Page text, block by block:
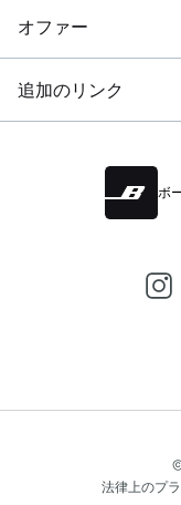
オファー
追加のリンク
ボ
法律上のプ